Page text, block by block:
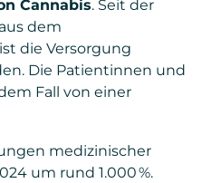
Cannabis. Seit der
dem
die Versorgung
Die Patientinnen und
Fall von einer
medizinischer
um rund 1.000 %.